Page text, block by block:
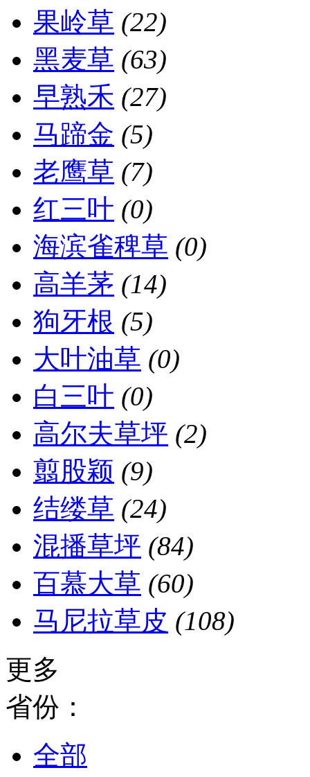
果岭草 (22)
黑麦草 (63)
早熟禾 (27)
马蹄金 (5)
老鹰草 (7)
红三叶 (0)
海滨雀稗草 (0)
高羊茅 (14)
狗牙根 (5)
大叶油草 (0)
白三叶 (0)
高尔夫草坪 (2)
翦股颖 (9)
结缕草 (24)
混播草坪 (84)
百慕大草 (60)
马尼拉草皮 (108)
更多
省份：
全部